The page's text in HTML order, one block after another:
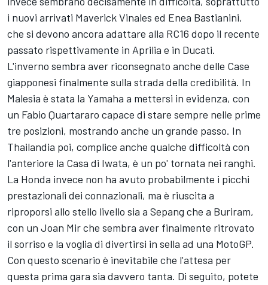
i nuovi arrivati Maverick Vinales ed Enea Bastianini,
che si devono ancora adattare alla RC16 dopo il recente
passato rispettivamente in Aprilia e in Ducati.
L'inverno sembra aver riconsegnato anche delle Case
giapponesi finalmente sulla strada della credibilità. In
Malesia è stata la Yamaha a mettersi in evidenza, con
un Fabio Quartararo capace di stare sempre nelle prime
tre posizioni, mostrando anche un grande passo. In
Thailandia poi, complice anche qualche difficoltà con
l'anteriore la Casa di Iwata, è un po' tornata nei ranghi.
La Honda invece non ha avuto probabilmente i picchi
prestazionali dei connazionali, ma è riuscita a
riproporsi allo stello livello sia a Sepang che a Buriram,
con un Joan Mirche sembra aver finalmente ritrovato
il sorriso e la voglia di divertirsi in sella ad una MotoGP.
Con questo scenario è inevitabile che l'attesa per
questa prima gara sia davvero tanta. Di seguito, potete